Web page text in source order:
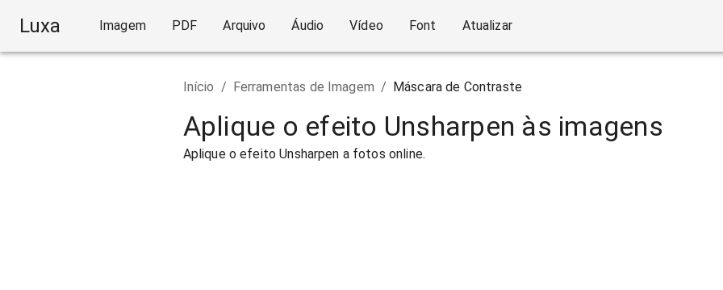
Luxa Imagem PDF Arquivo Áudio Vídeo Font Atualizar
Início / Ferramentas de Imagem / Máscara de Contraste
Aplique o efeito Unsharpen às imagens
Aplique o efeito Unsharpen a fotos online.